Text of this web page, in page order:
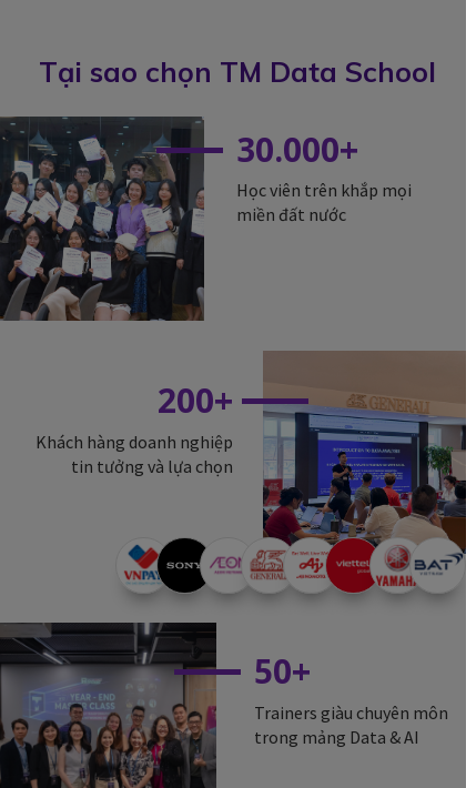
Tại sao chọn TM Data School
Học viên trên khắp mọi
miền đất nước
30.000+
Trainers giàu chuyên môn
trong mảng Data & AI
50+
Khách hàng doanh nghiệp
tin tưởng và lựa chọn
200+